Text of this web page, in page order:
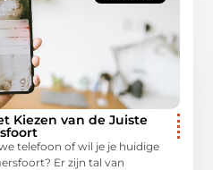
Kiezen van de Juiste
telefoon of wil je je huidige
Er zijn tal van